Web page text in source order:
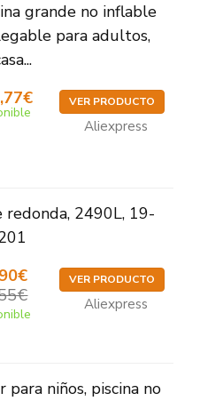
grande no inflable
para adultos,
VER PRODUCTO
Aliexpress
redonda, 2490L, 19-
VER PRODUCTO
Aliexpress
para niños, piscina no